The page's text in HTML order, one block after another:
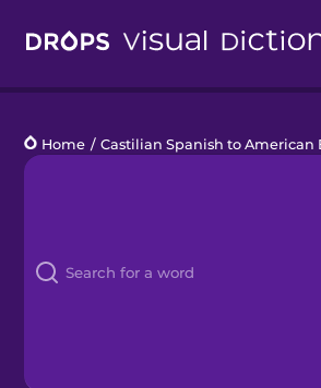
Languages
Kahoot!
Gift Drops
Home / Castilian Spanish to American